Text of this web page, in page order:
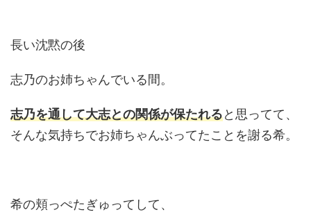
長い沈黙の後
志乃のお姉ちゃんでいる間。
志乃を通して大志との関係が保たれると思ってて、
そんな気持ちでお姉ちゃんぶってたことを謝る希。
希の頬っぺたぎゅってして、